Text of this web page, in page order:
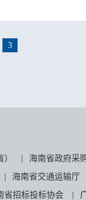
3
海南省政府采
海南省交通运输厅
省招标投标协会